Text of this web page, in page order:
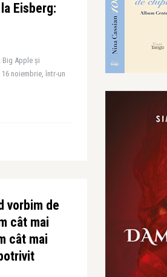
Eisberg:
Big Apple și
noiembrie, într-un
vorbim de
cât mai
cât mai